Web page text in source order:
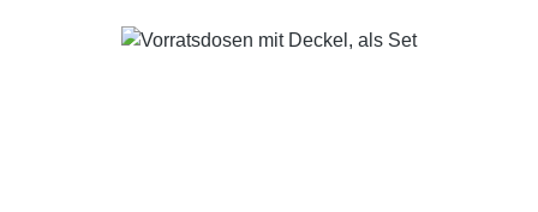
Bildergalerie überspringen